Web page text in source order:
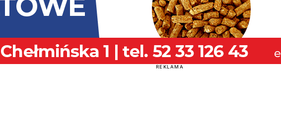
REKLAMA